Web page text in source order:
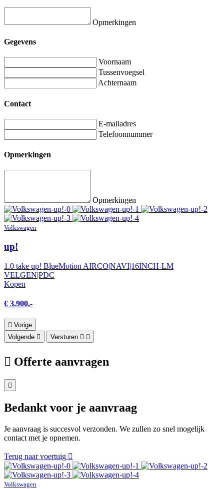
Opmerkingen
Gegevens
Voornaam
Tussenvoegsel
Achternaam
Contact
E-mailadres
Telefoonnummer
Opmerkingen
Opmerkingen
Volkswagen
up!
1.0 take up! BlueMotion AIRCO|NAVI|16INCH-LM
VELGEN|PDC
Kopen
€ 3.900,-
Vorige
Volgende
Versturen
Offerte aanvragen
Bedankt voor je aanvraag
Je aanvraag is succesvol verzonden. We zullen zo snel mogelijk
contact met je opnemen.
Terug naar voertuig
Volkswagen